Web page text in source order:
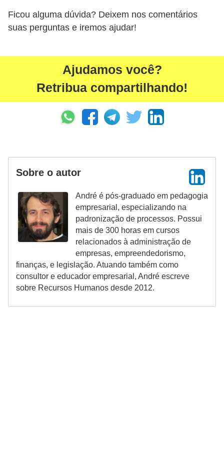
Ficou alguma dúvida? Deixem nos comentários
suas perguntas e iremos ajudar!
Ajudamos você?
Retribua compartilhando!
Sobre o autor
André é pós-graduado em pedagogia
empresarial, especializando na
padronização de processos. Possui
mais de 300 horas em cursos
relacionados à administração de
empresas, empreendedorismo,
finanças, e legislação. Atuando também como
consultor e educador empresarial, André escreve
sobre Recursos Humanos desde 2012.